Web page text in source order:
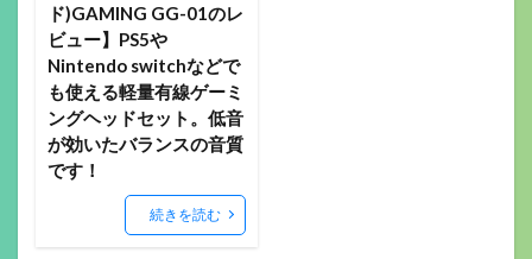
ド)GAMING GG-01のレ
ビュー】PS5や
Nintendo switchなどで
も使える軽量有線ゲーミ
ングヘッドセット。低音
が効いたバランスの音質
です！
続きを読む